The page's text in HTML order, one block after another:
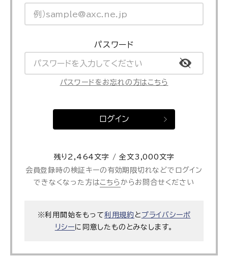
パスワード
パスワードをお忘れの方はこちら
ログイン
残り2,464文字 / 全文3,000文字
会員登録時の検証キーの有効期限切れなどでログイン
できなくなった方はこちら からお問合せください
※利用開始をもって利用規約 と プライバシーポ
リシーに同意したものとみなします。